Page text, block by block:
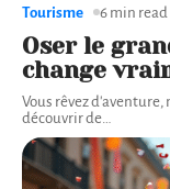
Oser le
change
Vous rêvez d'aventure,
découvrir de
Tourisme 6 min read